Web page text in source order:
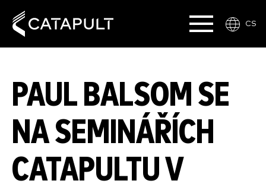
CS
PAUL BALSOM SE
NA SEMINÁŘÍCH
CATAPULTU V